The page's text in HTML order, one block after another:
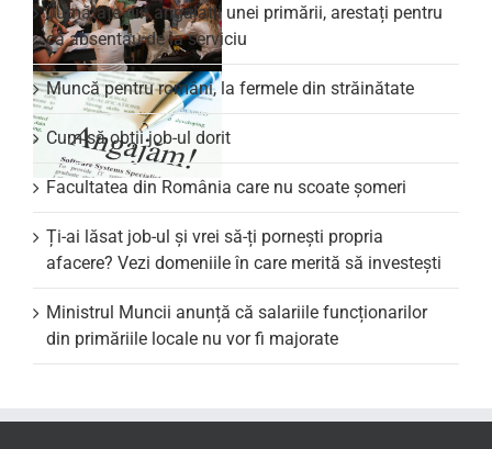
Jumătate din angajații unei primării, arestați pentru
că absentau de la serviciu
Muncă pentru români, la fermele din străinătate
Cum să obții job-ul dorit
Facultatea din România care nu scoate şomeri
Ți-ai lăsat job-ul și vrei să-ți pornești propria
afacere? Vezi domeniile în care merită să investești
Ministrul Muncii anunță că salariile funcționarilor
din primăriile locale nu vor fi majorate